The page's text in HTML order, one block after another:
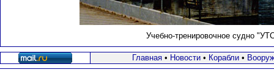
Учебно-тренировочное судно
Главная• Новости• Корабли•